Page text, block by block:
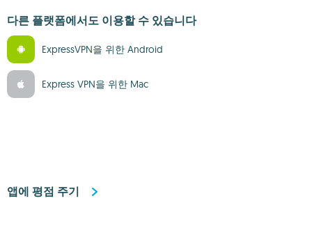
다른 플랫폼에서도 이용할 수 있습니다
ExpressVPN을 위한 Android
Express VPN을 위한 Mac
앱에 평점 주기